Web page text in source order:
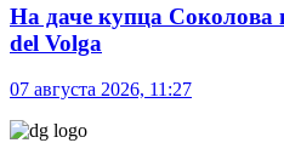
На даче купца Соколова
del Volga
07 августа 2026, 11:27